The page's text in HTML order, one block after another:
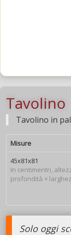
Tavolino
Tavolino in
Misure
45x81x81
In centimentri,
profondità ×
Solo oggi